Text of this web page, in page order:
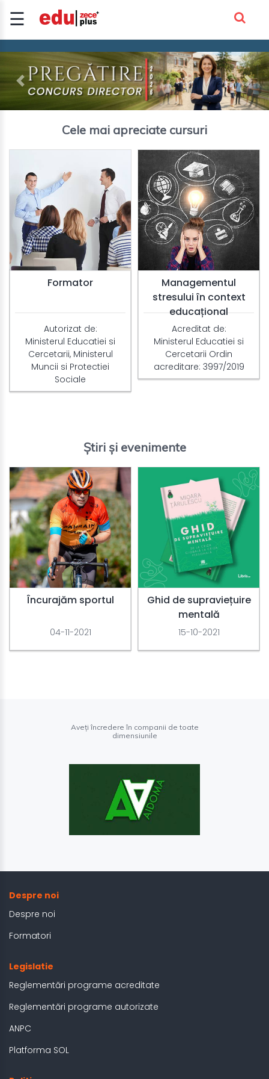
☰
Inscrie-te
Autentificare
CURSURI
DIDACT..
Previous Next
Cele mai apreciate cursuri
Formator
Autorizat de:
Ministerul Educatiei si
Cercetarii, Ministerul
Muncii si Protectiei
Sociale
Managementul
stresului în context
educațional
Acreditat de:
Ministerul Educatiei si
Cercetarii Ordin
acreditare: 3997/2019
Știri și evenimente
Încurajăm sportul
04-11-2021
Ghid de supraviețuire
mentală
15-10-2021
Aveți încredere în companii de toate
dimensiunile
Despre noi
Despre noi
Formatori
Legislatie
Reglementări programe acreditate
Reglementări programe autorizate
ANPC
Platforma SOL